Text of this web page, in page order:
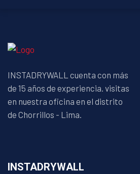
INSTADRYWALL cuenta con más
de 15 años de experiencia. visitas
en nuestra oficina en el distrito
de Chorrillos - Lima.
INSTADRYWALL